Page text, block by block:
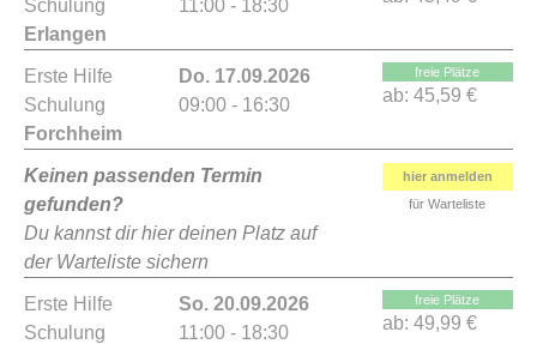
Schulung
Erlangen
11:00 - 18:30
Erste Hilfe
Schulung
Forchheim
Do. 17.09.2026
09:00 - 16:30
freie Plätze
ab: 45,59 €
Keinen passenden Termin
gefunden?
Du kannst dir hier deinen Platz auf
der Warteliste sichern
hier anmelden
für Warteliste
Erste Hilfe
Schulung
So. 20.09.2026
11:00 - 18:30
freie Plätze
ab: 49,99 €